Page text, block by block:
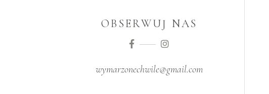
OBSERWUJ NAS
wymarzonechwile@gmail.com